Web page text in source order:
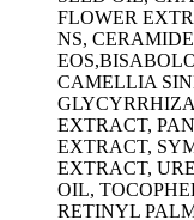
FLOWER
NS,
CAMELLIA
EXTRACT,
EXTRACT,
EXTRACT,
OIL,
RETINYL